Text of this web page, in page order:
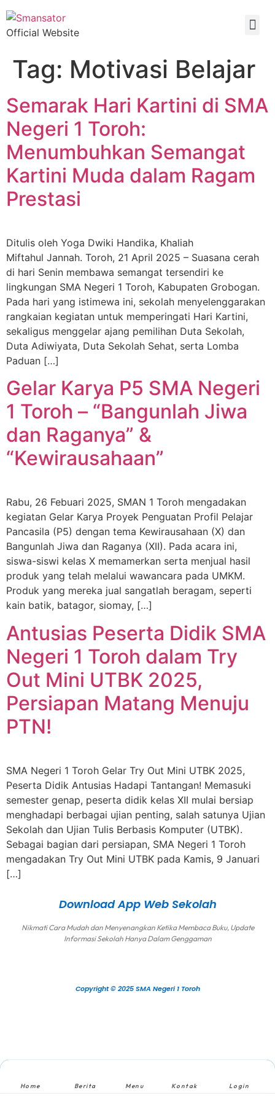
Official Website
Tag: Motivasi Belajar
Semarak Hari Kartini di SMA
Negeri 1 Toroh:
Menumbuhkan Semangat
Kartini Muda dalam Ragam
Prestasi
Ditulis oleh Yoga Dwiki Handika, Khaliah
Miftahul Jannah. Toroh, 21 April 2025 – Suasana cerah
di hari Senin membawa semangat tersendiri ke
lingkungan SMA Negeri 1 Toroh, Kabupaten Grobogan.
Pada hari yang istimewa ini, sekolah menyelenggarakan
rangkaian kegiatan untuk memperingati Hari Kartini,
sekaligus menggelar ajang pemilihan Duta Sekolah,
Duta Adiwiyata, Duta Sekolah Sehat, serta Lomba
Paduan […]
Gelar Karya P5 SMA Negeri
1 Toroh – “Bangunlah Jiwa
dan Raganya” &
“Kewirausahaan”
Rabu, 26 Febuari 2025, SMAN 1 Toroh mengadakan
kegiatan Gelar Karya Proyek Penguatan Profil Pelajar
Pancasila (P5) dengan tema Kewirausahaan (X) dan
Bangunlah Jiwa dan Raganya (XII). Pada acara ini,
siswa-siswi kelas X memamerkan serta menjual hasil
produk yang telah melalui wawancara pada UMKM.
Produk yang mereka jual sangatlah beragam, seperti
kain batik, batagor, siomay, […]
Antusias Peserta Didik SMA
Negeri 1 Toroh dalam Try
Out Mini UTBK 2025,
Persiapan Matang Menuju
PTN!
SMA Negeri 1 Toroh Gelar Try Out Mini UTBK 2025,
Peserta Didik Antusias Hadapi Tantangan! Memasuki
semester genap, peserta didik kelas XII mulai bersiap
menghadapi berbagai ujian penting, salah satunya Ujian
Sekolah dan Ujian Tulis Berbasis Komputer (UTBK).
Sebagai bagian dari persiapan, SMA Negeri 1 Toroh
mengadakan Try Out Mini UTBK pada Kamis, 9 Januari
[…]
Download App Web Sekolah
Nikmati Cara Mudah dan Menyenangkan Ketika Membaca Buku, Update
Informasi Sekolah Hanya Dalam Genggaman
Copyright © 2025 SMA Negeri 1 Toroh
Home Berita Menu Kontak Login